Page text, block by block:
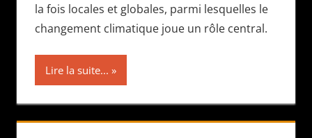
la fois locales et globales, parmi lesquelles le
changement climatique joue un rôle central.
Lire la suite...